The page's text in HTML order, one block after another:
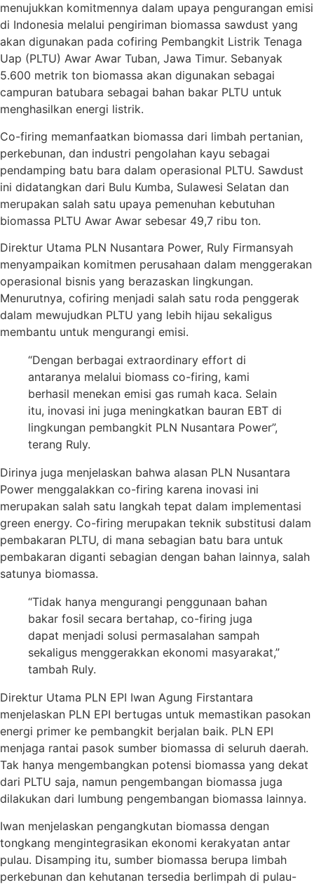
menujukkan komitmennya dalam upaya pengurangan emisi
di Indonesia melalui pengiriman biomassa sawdust yang
akan digunakan pada cofiring Pembangkit Listrik Tenaga
Uap (PLTU) Awar Awar Tuban, Jawa Timur. Sebanyak
5.600 metrik ton biomassa akan digunakan sebagai
campuran batubara sebagai bahan bakar PLTU untuk
menghasilkan energi listrik.
Co-firing memanfaatkan biomassa dari limbah pertanian,
perkebunan, dan industri pengolahan kayu sebagai
pendamping batu bara dalam operasional PLTU. Sawdust
ini didatangkan dari Bulu Kumba, Sulawesi Selatan dan
merupakan salah satu upaya pemenuhan kebutuhan
biomassa PLTU Awar Awar sebesar 49,7 ribu ton.
Direktur Utama PLN Nusantara Power, Ruly Firmansyah
menyampaikan komitmen perusahaan dalam menggerakan
operasional bisnis yang berazaskan lingkungan.
Menurutnya, cofiring menjadi salah satu roda penggerak
dalam mewujudkan PLTU yang lebih hijau sekaligus
membantu untuk mengurangi emisi.
“Dengan berbagai extraordinary effort di
antaranya melalui biomass co-firing, kami
berhasil menekan emisi gas rumah kaca. Selain
itu, inovasi ini juga meningkatkan bauran EBT di
lingkungan pembangkit PLN Nusantara Power”,
terang Ruly.
Dirinya juga menjelaskan bahwa alasan PLN Nusantara
Power menggalakkan co-firing karena inovasi ini
merupakan salah satu langkah tepat dalam implementasi
green energy. Co-firing merupakan teknik substitusi dalam
pembakaran PLTU, di mana sebagian batu bara untuk
pembakaran diganti sebagian dengan bahan lainnya, salah
satunya biomassa.
“Tidak hanya mengurangi penggunaan bahan
bakar fosil secara bertahap, co-firing juga
dapat menjadi solusi permasalahan sampah
sekaligus menggerakkan ekonomi masyarakat,”
tambah Ruly.
Direktur Utama PLN EPI Iwan Agung Firstantara
menjelaskan PLN EPI bertugas untuk memastikan pasokan
energi primer ke pembangkit berjalan baik. PLN EPI
menjaga rantai pasok sumber biomassa di seluruh daerah.
Tak hanya mengembangkan potensi biomassa yang dekat
dari PLTU saja, namun pengembangan biomassa juga
dilakukan dari lumbung pengembangan biomassa lainnya.
Iwan menjelaskan pengangkutan biomassa dengan
tongkang mengintegrasikan ekonomi kerakyatan antar
pulau. Disamping itu, sumber biomassa berupa limbah
perkebunan dan kehutanan tersedia berlimpah di pulau-